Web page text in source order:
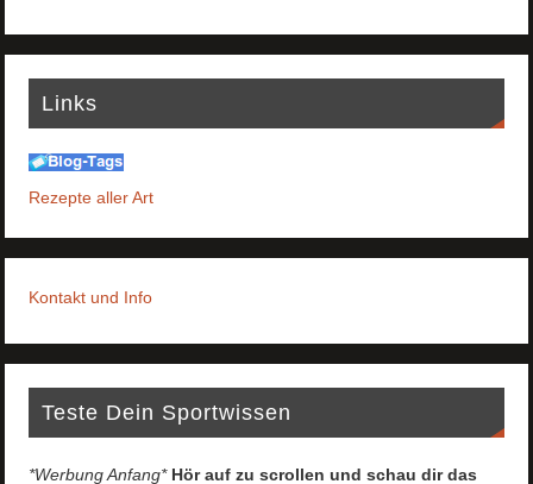
Links
Rezepte aller Art
Kontakt und Info
Teste Dein Sportwissen
*Werbung Anfang* Hör auf zu scrollen und schau dir das